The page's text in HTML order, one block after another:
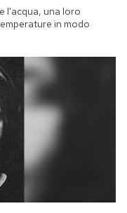
l'acqua, una loro
in modo